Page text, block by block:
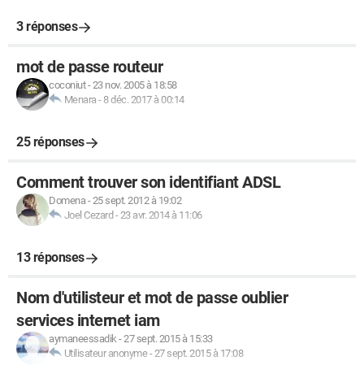
3 réponses
mot de passe routeur
coconiut-23 nov. 2005 à 18:58
Menara - 8 déc. 2017 à 00:14
25 réponses
Comment trouver son identifiant ADSL
Domena-25 sept. 2012 à 19:02
Joel Cezard -23 avr. 2014 à 11:06
13 réponses
Nom d'utilisteur et mot de passe oublier
services internet iam
aymaneessadik-27 sept. 2015 à 15:33
Utilisateur anonyme-27 sept. 2015 à 17:08